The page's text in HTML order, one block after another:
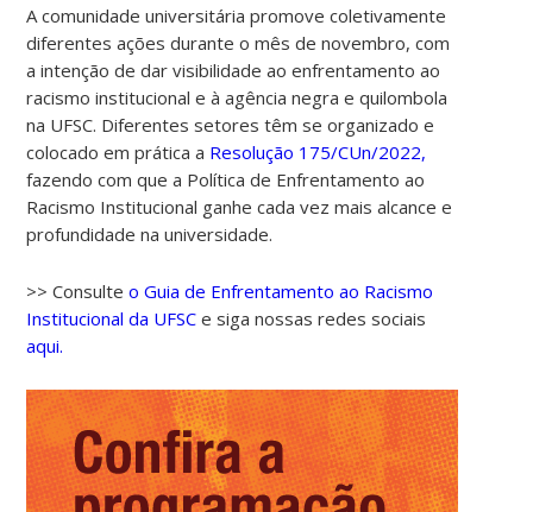
A comunidade universitária promove coletivamente
diferentes ações durante o mês de novembro, com
a intenção de dar visibilidade ao enfrentamento ao
racismo institucional e à agência negra e quilombola
na UFSC. Diferentes setores têm se organizado e
colocado em prática a Resolução 175/CUn/2022,
fazendo com que a Política de Enfrentamento ao
Racismo Institucional ganhe cada vez mais alcance e
profundidade na universidade.
>> Consulteo Guia de Enfrentamento ao Racismo
Institucional da UFSC e siga nossas redes sociais
aqui.